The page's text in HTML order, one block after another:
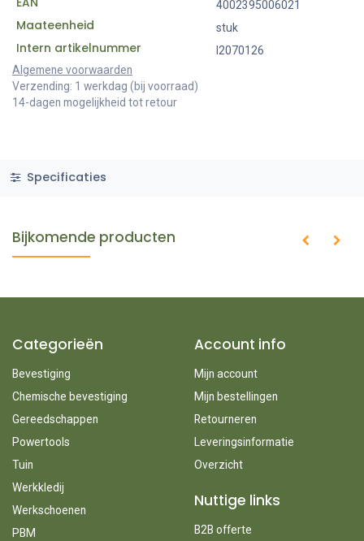
4002395006021
Maateenheid stuk
Intern artikelnummer
I2070126
Algemene voorwaarden
Verzending: 1 werkdag (bij voorraad)
14-dagen mogelijkheid tot retour
Specificaties
Bijkomende producten
Categorieën
Bevestiging
Chemische bevestiging
Gereedschappen
Powertools
Tuin
Werkkledij
Werkschoenen
PBM
Account info
Mijn account
Mijn bestellingen
Retourneren
Leveringsinformatie
Overzicht
Nuttige links
B2B offerte